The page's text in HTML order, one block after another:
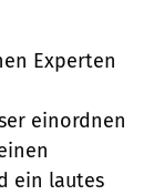
Experten
einordnen
ein lautes